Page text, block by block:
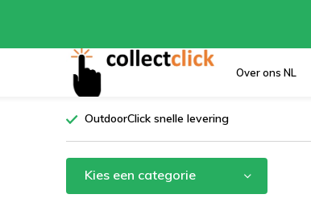
Over ons NL
OutdoorClick snelle levering
Kies een categorie